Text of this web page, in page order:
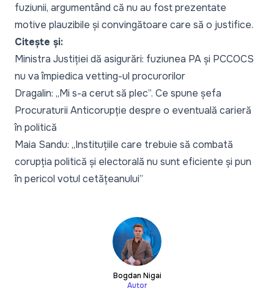
fuziunii, argumentând că nu au fost prezentate
motive plauzibile și convingătoare care să o justifice.
Citește și:
Ministra Justiției dă asigurări: fuziunea PA și PCCOCS
nu va împiedica vetting-ul procurorilor
Dragalin: „Mi s-a cerut să plec”. Ce spune șefa
Procuraturii Anticorupție despre o eventuală carieră
în politică
Maia Sandu: „Instituțiile care trebuie să combată
corupția politică și electorală nu sunt eficiente și pun
în pericol votul cetățeanului”
Bogdan Nigai
Autor